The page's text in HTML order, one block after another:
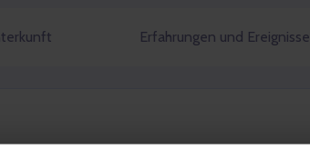
Erfahrungen und Ereignisse